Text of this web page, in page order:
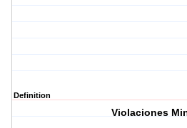
Definition
Violaciones